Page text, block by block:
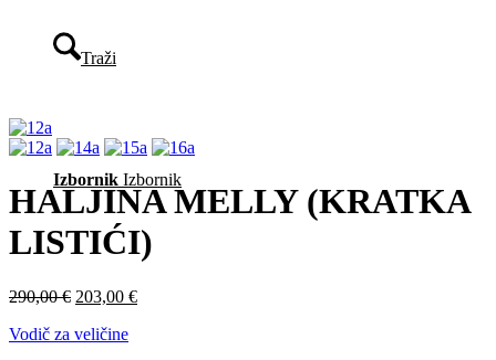
Traži
Izbornik Izbornik
HALJINA MELLY (KRATKA
LISTIĆI)
290,00€ Izvorna
bila
203,00 €Trenutna
Vodič za veličine